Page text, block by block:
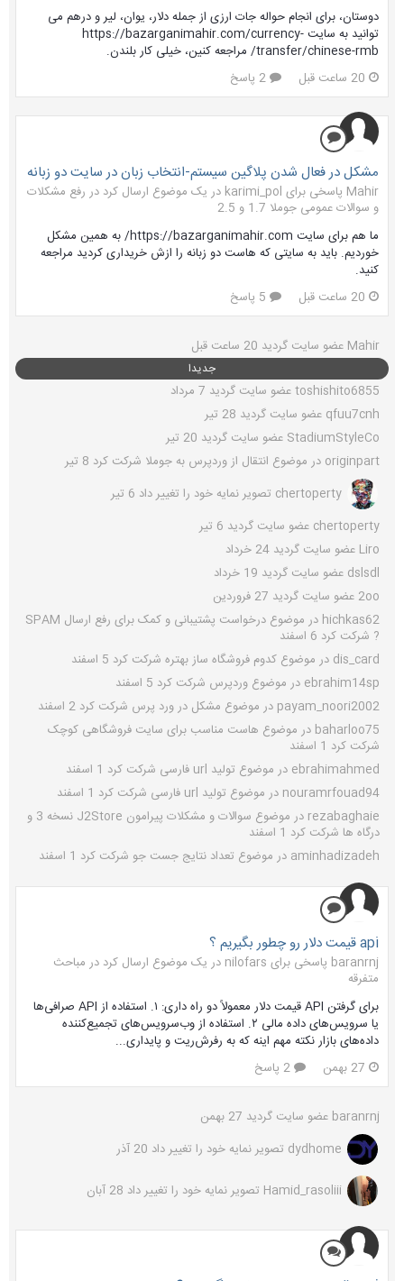
دوستان، برای انجام حواله جات ارزی از جمله دلار، یوان، لیر و درهم می
توانید به سایت https://bazarganimahir.com/currency-
transfer/chinese-rmb/ مراجعه کنین، خیلی کار بلندن.
20 ساعت قبل
مشکل در فعال شدن پلاگین سیستم-انتخاب زبان در سایت دو زبانه
Mahir پاسخی برای karimi_pol در یک موضوع ارسال کرد در
رفع مشکلات
و سوالات عمومی جوملا 1.7 و 2.5
ما هم برای سایت https://bazarganimahir.com/ به همین مشکل
خوردیم. باید به سایتی که هاست دو زبانه را ازش خریداری کردید مراجعه
کنید.
20 ساعت قبل
Mahir عضو سایت گردید 20 ساعت قبل
جدیدا
toshishito6855عضو سایت گردید 7 مرداد
qfuu7cnh عضو سایت گردید 28 تیر
StadiumStyleCo عضو سایت گردید 20 تیر
originpart در موضوع انتقال از وردپرس به جوملا شرکت کرد 8 تیر
chertoperty تصویر نمایه خود را تغییر داد 6 تیر
chertoperty عضو سایت گردید 6 تیر
Liro عضو سایت گردید 24 خرداد
dslsdl عضو سایت گردید 19 خرداد
2oo عضو سایت گردید 27 فروردین
hichkas62 در موضوع
درخواست پشتیبانی و کمک برای رفع ارسال SPAM
? شرکت کرد 6 اسفند
dis_card در موضوع کدوم فروشگاه ساز بهتره شرکت کرد 5 اسفند
ebrahim14sp در موضوع وردپرس شرکت کرد 5 اسفند
payam_noori2002 در موضوع مشکل در ورد پرس شرکت کرد 2 اسفند
baharloo75 در موضوع هاست مناسب برای سایت فروشگاهی کوچک
شرکت کرد 1 اسفند
ebrahimahmed در موضوع تولید url فارسی شرکت کرد 1 اسفند
nouramrfouad94 در موضوع تولید url فارسی شرکت کرد 1 اسفند
rezabaghaie در موضوع
سوالات و مشکلات پیرامون J2Store نسخه 3 و
درگاه ها شرکت کرد 1 اسفند
aminhadizadeh در موضوع تعداد نتایج جست جو شرکت کرد 1 اسفند
api قیمت دلار رو چطور بگیریم ؟
baranrnj پاسخی برای nilofars در یک موضوع ارسال کرد در
مباحث
متفرقه
برای گرفتن API قیمت دلار معمولاً دو راه داری: ۱. استفاده از API صرافی‌ها
یا سرویس‌های داده مالی ۲. استفاده از وب‌سرویس‌های تجمیع‌کننده
داده‌های بازار نکته مهم اینه که به رفرش‌ریت و پایداری...
27 بهمن
baranrnj عضو سایت گردید 27 بهمن
dydhome تصویر نمایه خود را تغییر داد 20 آذر
Hamid_rasoliii تصویر نمایه خود را تغییر داد 28 آبان